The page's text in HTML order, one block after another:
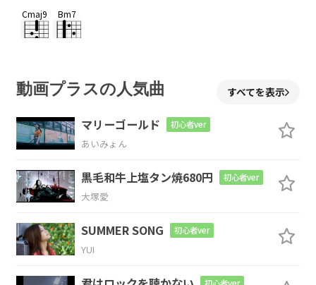
Cmaj9 Bm7
I
Am7
want you to
B7
think it's a solilo
quy
Bm7 Am7
何も気にし
Am7 D#/F
動画プラスの人気曲 すべてを表示
マリーゴールド 初心者ver
あいみょん
黒毛和牛上塩タン焼680円 初心者ver
大塚愛
SUMMER SONG 初心者ver
YUI